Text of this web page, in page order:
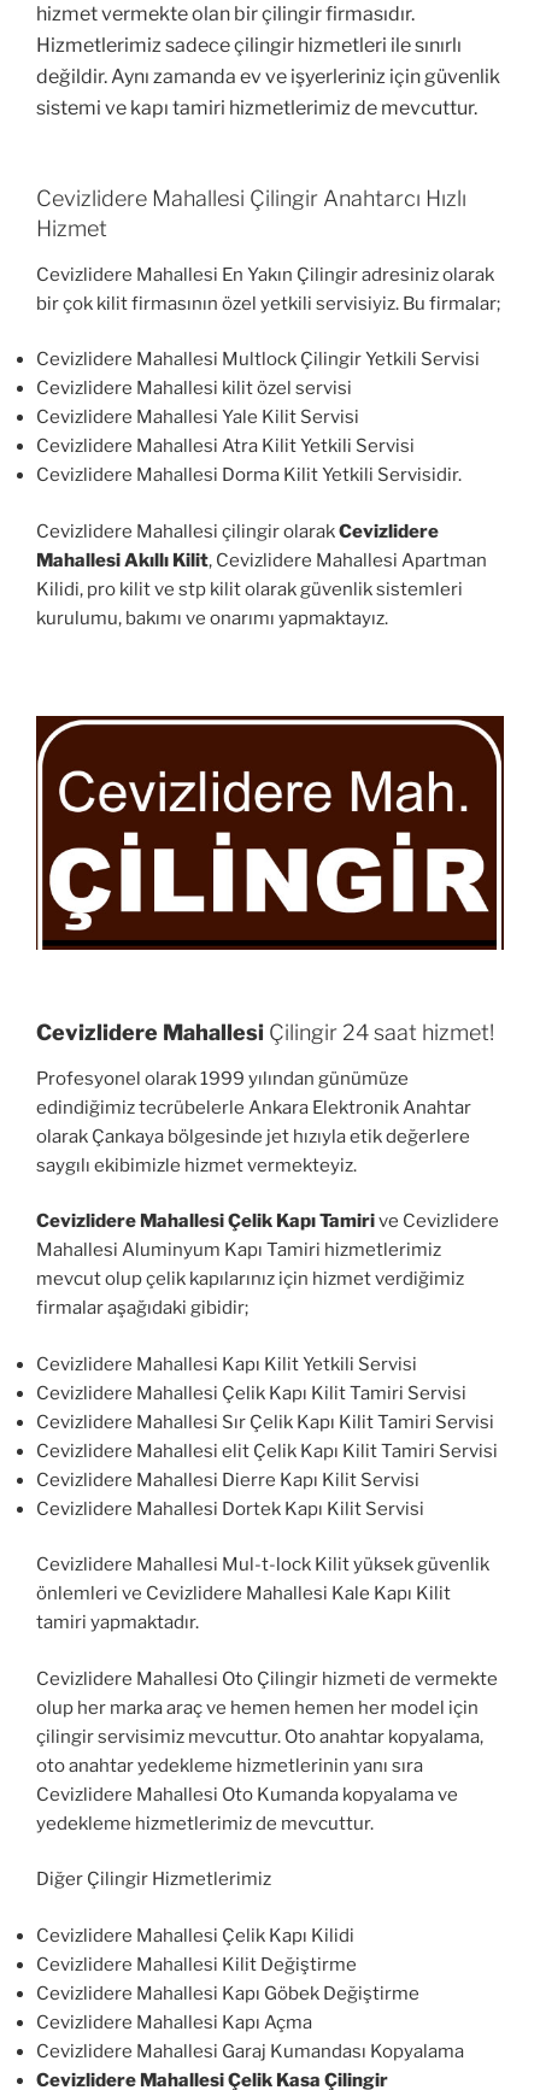
hizmet vermekte olan bir çilingir firmasıdır.
Hizmetlerimiz sadece çilingir hizmetleri ile sınırlı
değildir. Aynı zamanda ev ve işyerleriniz için güvenlik
sistemi ve kapı tamiri hizmetlerimiz de mevcuttur.
Cevizlidere Mahallesi Çilingir Anahtarcı Hızlı
Hizmet
Cevizlidere Mahallesi En Yakın Çilingir adresiniz olarak
bir çok kilit firmasının özel yetkili servisiyiz. Bu firmalar;
Cevizlidere Mahallesi Multlock Çilingir Yetkili Servisi
Cevizlidere Mahallesi kilit özel servisi
Cevizlidere Mahallesi Yale Kilit Servisi
Cevizlidere Mahallesi Atra Kilit Yetkili Servisi
Cevizlidere Mahallesi Dorma Kilit Yetkili Servisidir.
Cevizlidere Mahallesi çilingir olarakCevizlidere
Mahallesi Akıllı Kilit, Cevizlidere Mahallesi Apartman
Kilidi, pro kilit ve stp kilit olarak güvenlik sistemleri
kurulumu, bakımı ve onarımı yapmaktayız.
Cevizlidere Mahallesi Çilingir 24 saat hizmet!
Profesyonel olarak 1999 yılından günümüze
edindiğimiz tecrübelerle Ankara Elektronik Anahtar
olarak Çankaya bölgesinde jet hızıyla etik değerlere
saygılı ekibimizle hizmet vermekteyiz.
Cevizlidere Mahallesi Çelik Kapı Tamirive Cevizlidere
Mahallesi Aluminyum Kapı Tamiri hizmetlerimiz
mevcut olup çelik kapılarınız için hizmet verdiğimiz
firmalar aşağıdaki gibidir;
Cevizlidere Mahallesi Kapı Kilit Yetkili Servisi
Cevizlidere Mahallesi Çelik Kapı Kilit Tamiri Servisi
Cevizlidere Mahallesi Sır Çelik Kapı Kilit Tamiri Servisi
Cevizlidere Mahallesi elit Çelik Kapı Kilit Tamiri Servisi
Cevizlidere Mahallesi Dierre Kapı Kilit Servisi
Cevizlidere Mahallesi Dortek Kapı Kilit Servisi
Cevizlidere Mahallesi Mul-t-lock Kilit yüksek güvenlik
önlemleri ve Cevizlidere Mahallesi Kale Kapı Kilit
tamiri yapmaktadır.
Cevizlidere Mahallesi Oto Çilingir hizmeti de vermekte
olup her marka araç ve hemen hemen her model için
çilingir servisimiz mevcuttur. Oto anahtar kopyalama,
oto anahtar yedekleme hizmetlerinin yanı sıra
Cevizlidere Mahallesi Oto Kumanda kopyalama ve
yedekleme hizmetlerimiz de mevcuttur.
Diğer Çilingir Hizmetlerimiz
Cevizlidere Mahallesi Çelik Kapı Kilidi
Cevizlidere Mahallesi Kilit Değiştirme
Cevizlidere Mahallesi Kapı Göbek Değiştirme
Cevizlidere Mahallesi Kapı Açma
Cevizlidere Mahallesi Garaj Kumandası Kopyalama
Cevizlidere Mahallesi Çelik Kasa Çilingir